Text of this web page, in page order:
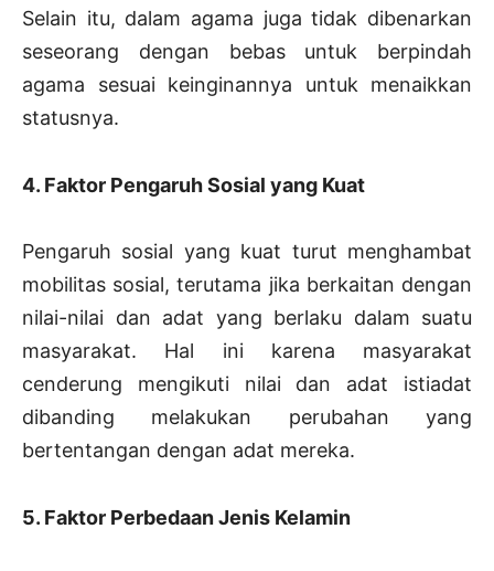
Selain itu, dalam agama juga tidak dibenarkan
seseorang dengan bebas untuk berpindah
agama sesuai keinginannya untuk menaikkan
statusnya.
4. Faktor Pengaruh Sosial yang Kuat
Pengaruh sosial yang kuat turut menghambat
mobilitas sosial, terutama jika berkaitan dengan
nilai-nilai dan adat yang berlaku dalam suatu
masyarakat. Hal ini karena masyarakat
cenderung mengikuti nilai dan adat istiadat
dibanding melakukan perubahan yang
bertentangan dengan adat mereka.
5. Faktor Perbedaan Jenis Kelamin